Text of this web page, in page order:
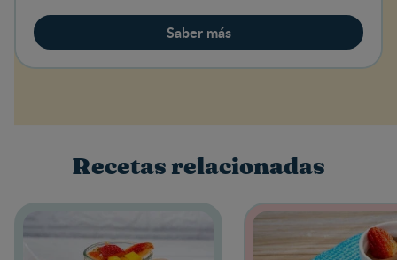
Saber más
Recetas relacionadas